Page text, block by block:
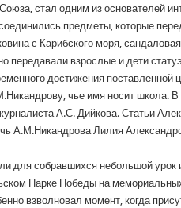
стал одним из основателей
предметы, которые
с Карибского моря,
передавали взрослые и дети
достижения поставленной
чье имя носит школа.
А.С. Дийкова. Статьи
А.М.Никандрова Лилия
для собравшихся небольшой
Парке Победы на
взволновал момент, когда